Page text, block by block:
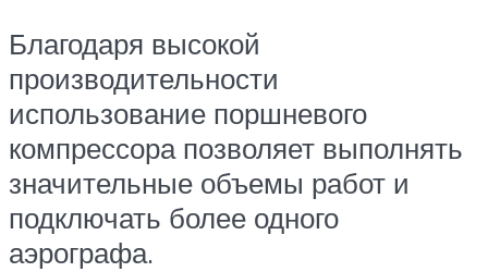
Благодаря высокой
производительности
использование поршневого
компрессора позволяет выполнять
значительные объемы работ и
подключать более одного
аэрографа.